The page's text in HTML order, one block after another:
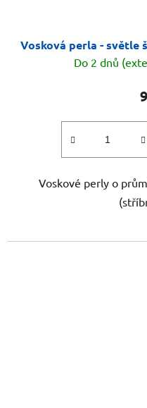
Vosková perla - světle
Do 2 dnů
Voskové perly o